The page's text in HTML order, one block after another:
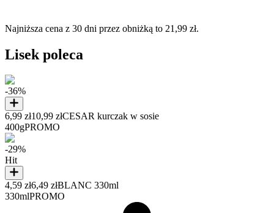
Najniższa cena z 30 dni przez obniżką to 21,99 zł.
Lisek poleca
-36%
6,99 zł10,99 złCESAR kurczak w sosie
400gPROMO
-29%
Hit
4,59 zł6,49 złBLANC 330ml
330mlPROMO